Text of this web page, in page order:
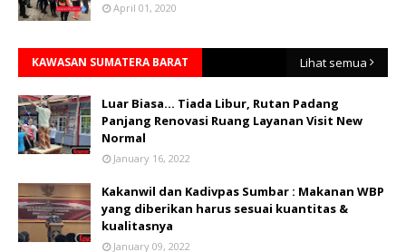
April 01, 2020
KAWASAN SUMATERA BARAT Lihat semua
Luar Biasa... Tiada Libur, Rutan Padang
Panjang Renovasi Ruang Layanan Visit New
Normal
January 16, 2022
Kakanwil dan Kadivpas Sumbar : Makanan WBP
yang diberikan harus sesuai kuantitas &
kualitasnya
January 09, 2022